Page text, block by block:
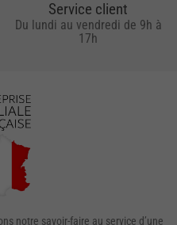
Service client
Du lundi au vendredi de 9h à
17h
notre savoir-faire au service d’une